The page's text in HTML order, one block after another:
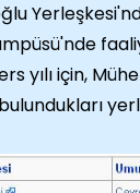
yılı için,